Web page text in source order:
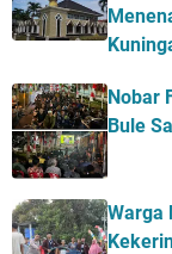
Nobar
Bule
Warga